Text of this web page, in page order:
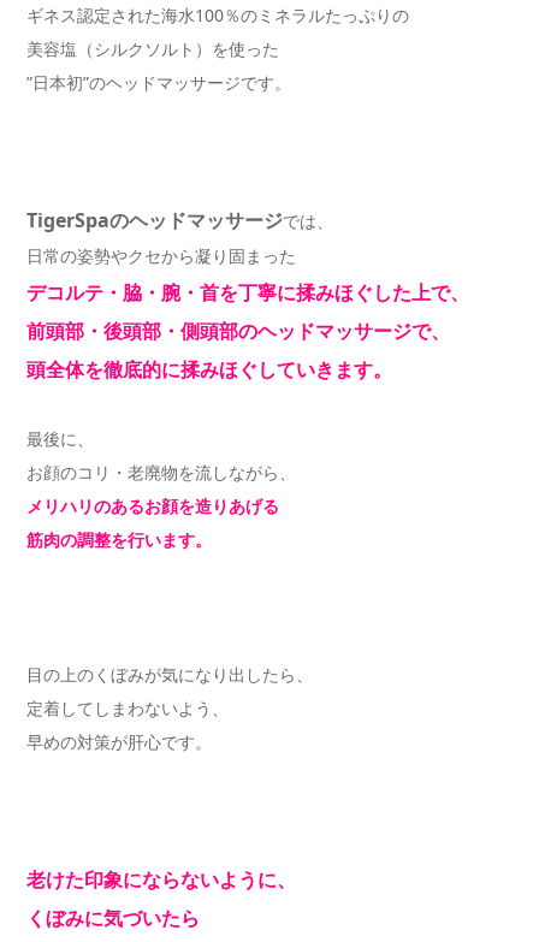
ギネス認定された海水100％のミネラルたっぷりの
美容塩（シルクソルト）を使った
”日本初”のヘッドマッサージです。
TigerSpaのヘッドマッサージでは、
日常の姿勢やクセから凝り固まった
デコルテ・脇・腕・首を丁寧に揉みほぐした上で、
前頭部・後頭部・側頭部のヘッドマッサージで、
頭全体を徹底的に揉みほぐしていきます。
最後に、
お顔のコリ・老廃物を流しながら、
メリハリのあるお顔を造りあげる
筋肉の調整を行います。
目の上のくぼみが気になり出したら、
定着してしまわないよう、
早めの対策が肝心です。
老けた印象にならないように、
くぼみに気づいたら